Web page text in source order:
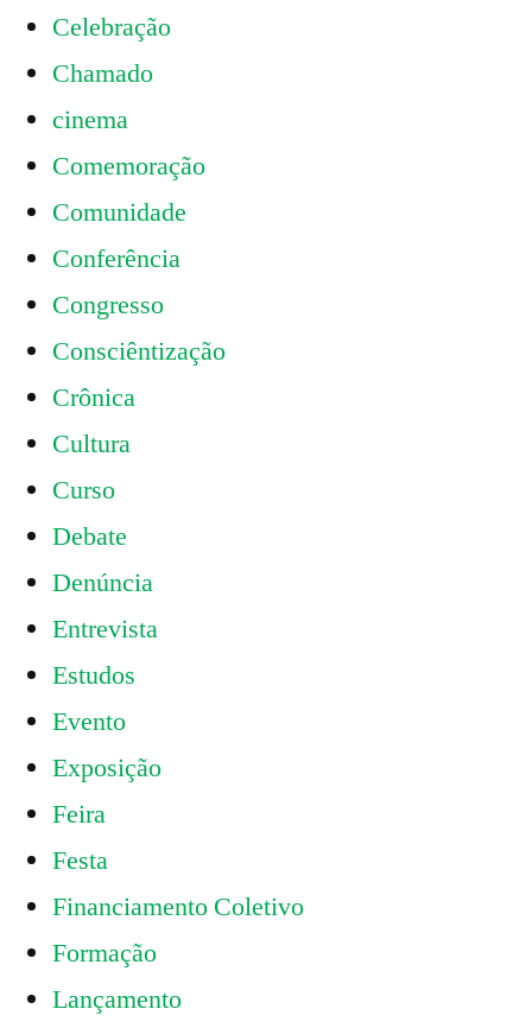
Celebração
Chamado
cinema
Comemoração
Comunidade
Conferência
Congresso
Consciêntização
Crônica
Cultura
Curso
Debate
Denúncia
Entrevista
Estudos
Evento
Exposição
Feira
Festa
Financiamento Coletivo
Formação
Lançamento